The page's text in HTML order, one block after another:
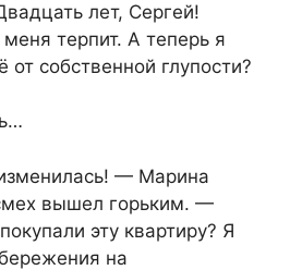
лет, Сергей!
терпит. А теперь я
от собственной глупости?
— Марина
вышел горьким. —
эту квартиру? Я
на